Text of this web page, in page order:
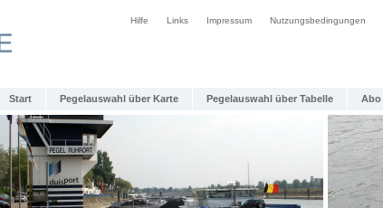
Hilfe Links Impressum Nutzungsbedingungen
Start Pegelauswahl über Karte Pegelauswahl über Tabelle Abo